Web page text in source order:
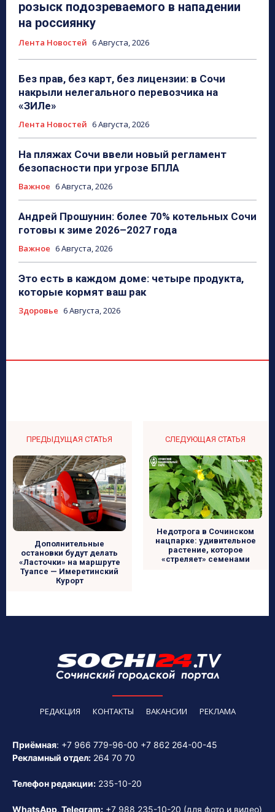
розыск подозреваемого в нападении
на россиянку
Лента Новостей 6 Августа, 2026
Без прав, без карт, без лицензии: в Сочи
накрыли нелегального перевозчика на
«ЗИЛе»
Лента Новостей 6 Августа, 2026
На пляжах Сочи ввели новый регламент
безопасности при угрозе БПЛА
Важное 6 Августа, 2026
Андрей Прошунин: более 70% котельных Сочи
готовы к зиме 2026–2027 года
Важное 6 Августа, 2026
Это есть в каждом доме: четыре продукта,
которые кормят ваш рак
Здоровье 6 Августа, 2026
ПРЕДЫДУЩАЯ СТАТЬЯ
Дополнительные
остановки будут делать
«Ласточки» на маршруте
Туапсе — Имеретинский
Курорт
СЛЕДУЮЩАЯ СТАТЬЯ
Недотрога в Сочинском
нацпарке: удивительное
растение, которое
«стреляет» семенами
РЕДАКЦИЯ КОНТАКТЫ ВАКАНСИИ РЕКЛАМА
Приёмная: +7 966 779-96-00 +7 862 264-00-45
Рекламный отдел: 264 70 70
Телефон редакции: 235-10-20
WhatsApp, Telegram: +7 988 235-10-20 (для фото и видео)